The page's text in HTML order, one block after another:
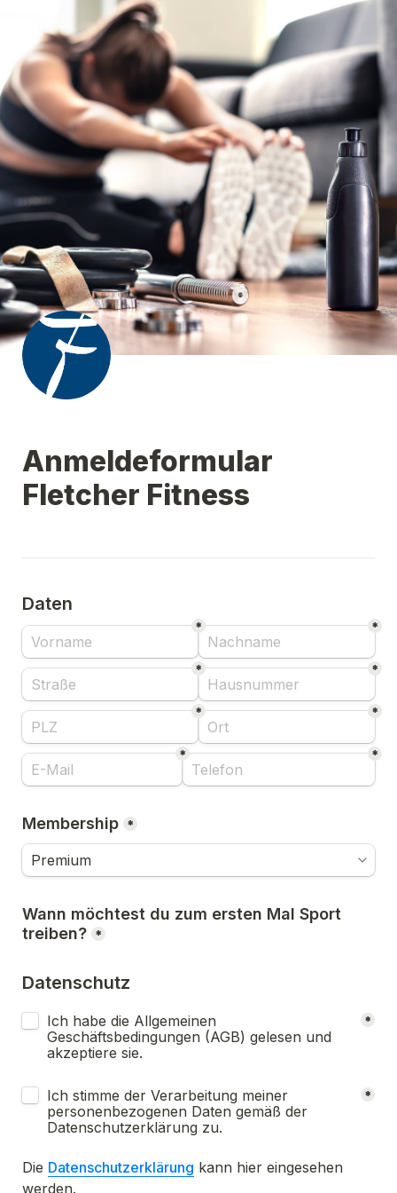
Anmeldeformular
Fletcher Fitness
Daten
* *
* *
* *
* *
Membership *
Wann möchtest du zum ersten Mal Sport
treiben? *
Datenschutz
Untitled checkboxes field
Ich habe die Allgemeinen
Geschäftsbedingungen (AGB) gelesen und
akzeptiere sie.
*
Untitled checkboxes field
Ich stimme der Verarbeitung meiner
personenbezogenen Daten gemäß der
Datenschutzerklärung zu.
*
Die Datenschutzerklärung kann hier eingesehen